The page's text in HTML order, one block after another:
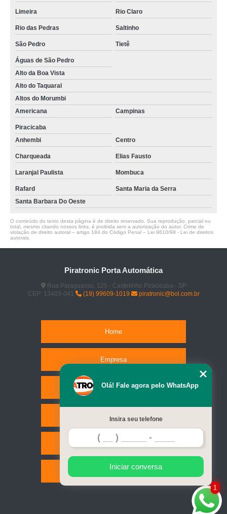
Limeira Rio Claro
Rio das Pedras Saltinho
São Pedro Tietê
Águas de São Pedro
Alto da Boa Vista
Alto do Taquaral
Altos do Morumbi
Americana
Campinas
Piracicaba
Anhembi
Centro
Charqueada Elias Fausto
Laranjal Paulista Mombuca
Rafard
Santa Maria da Serra
Santa Barbara Do Oeste
O conteúdo do texto desta página é de direito reservado. Sua reprodução, parcial ou
total, mesmo citando nossos links, é proibida sem a autorização do autor. Crime de
violação de direito autoral – artigo 184 do Código Penal – Lei 9610/98 - Lei de direitos
autorais
Piratronic Porta Automática
Rua Paraguassu, 125 - Castelinho Piracicaba - SP
CEP: 13403-041
(19) 99609-1019 piratronic@bol.com.br
Home
Empresa
Missão
Serviços
Contato
Mapa do site
1
Olá! Fale agora pelo WhatsApp
Insira seu telefone
Iniciar conversa